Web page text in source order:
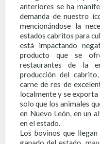
anteriores se ha
demanda de nuestro
mencionándose la
estados cabritos para
está impactando
producto que se
restaurantes de la
producción del
carne de res de
localmente y se exporta
solo que los animales
en Nuevo León, en un
en el estado.
Los bovinos que